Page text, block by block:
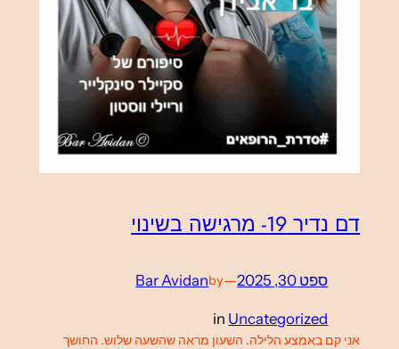
דם נדיר 19- מרגישה בשינוי
ספט 30, 2025 —
by
Bar Avidan
in Uncategorized
אני קם באמצע הלילה. השעון מראה שהשעה שלוש. החושך